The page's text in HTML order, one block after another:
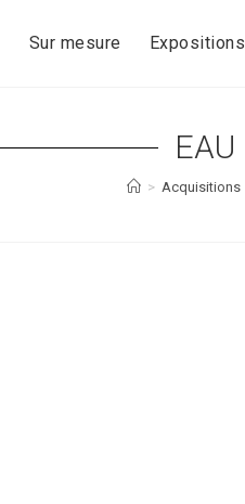
Sur mesure Expositions
EAU
> Acquisitions